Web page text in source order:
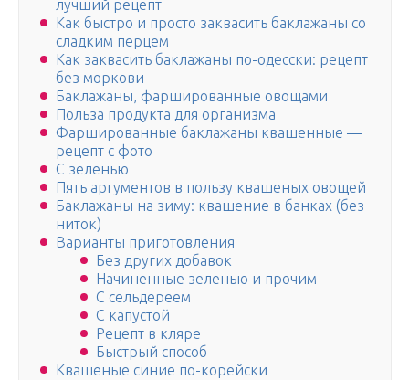
лучший рецепт
Как быстро и просто заквасить баклажаны со
сладким перцем
Как заквасить баклажаны по-одесски: рецепт
без моркови
Баклажаны, фаршированные овощами
Польза продукта для организма
Фаршированные баклажаны квашенные —
рецепт с фото
С зеленью
Пять аргументов в пользу квашеных овощей
Баклажаны на зиму: квашение в банках (без
ниток)
Варианты приготовления
Без других добавок
Начиненные зеленью и прочим
С сельдереем
С капустой
Рецепт в кляре
Быстрый способ
Квашеные синие по-корейски